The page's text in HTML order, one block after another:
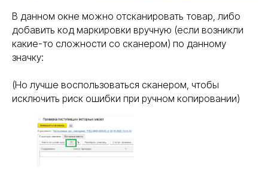
В данном окне можно отсканировать товар, либо
добавить код маркировки вручную (если возникли
какие-то сложности со сканером) по данному
значку:
(Но лучше воспользоваться сканером, чтобы
исключить риск ошибки при ручном копировании)